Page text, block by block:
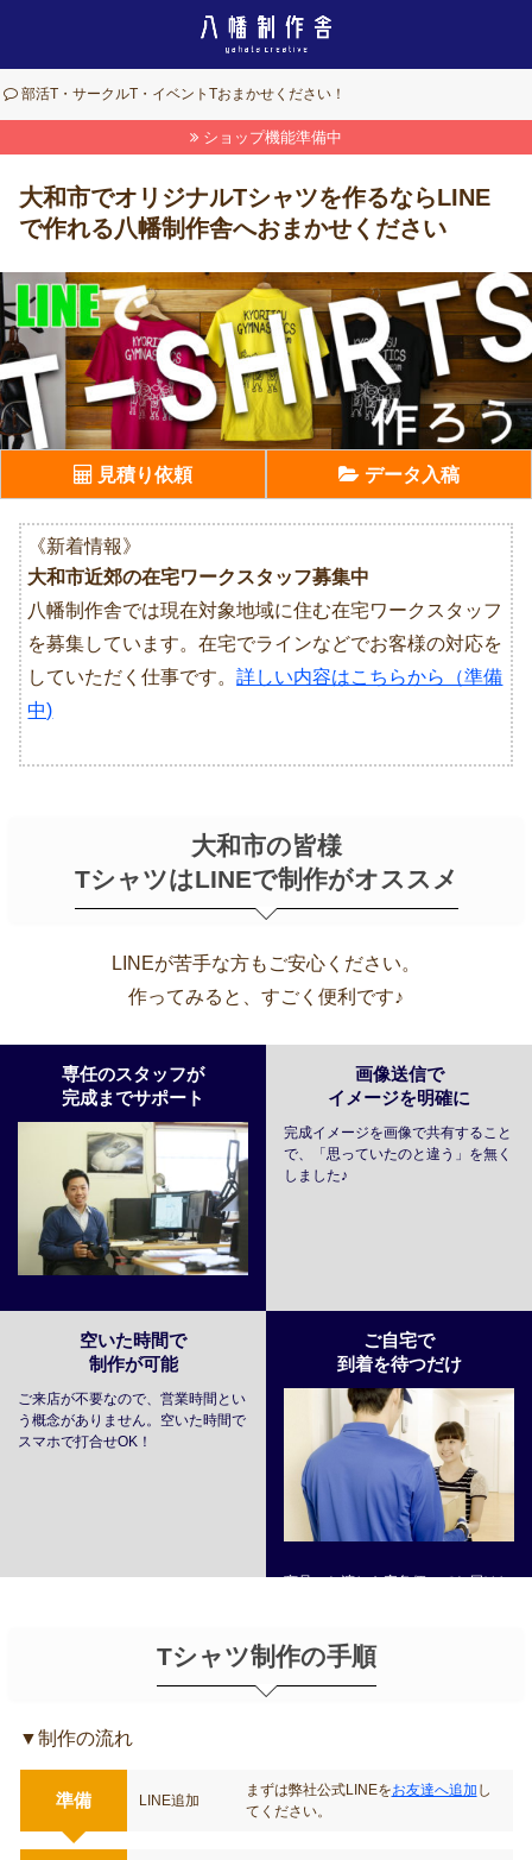
部活T・サークルT・イベントTおまかせください！
ショップ機能準備中
大和市でオリジナルTシャツを作るならLINE
で作れる八幡制作舎へおまかせください
見積り依頼 データ入稿
《新着情報》
大和市近郊の在宅ワークスタッフ募集中
八幡制作舎では現在対象地域に住む在宅ワークスタッフ
を募集しています。在宅でラインなどでお客様の対応を
していただく仕事です。詳しい内容はこちらから（準備
中)
大和市の皆様
TシャツはLINEで制作がオススメ
LINEが苦手な方もご安心ください。
作ってみると、すごく便利です♪
専任のスタッフが
完成までサポート
画像送信で
イメージを明確に
完成イメージを画像で共有すること
で、「思っていたのと違う」を無く
しました♪
空いた時間で
制作が可能
ご来店が不要なので、営業時間とい
う概念がありません。空いた時間で
スマホで打合せOK！
ご自宅で
到着を待つだけ
商品のお渡しも宅急便にてお届けし
Tシャツ制作の手順
▼制作の流れ
準備 LINE追加
まずは弊社公式LINEをお友達へ追加 し
てください。